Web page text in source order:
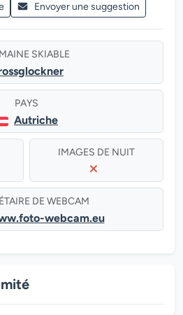
Envoyer une suggestion
SKIABLE
PAYS
Autriche
IMAGES DE NUIT
DE WEBCAM
webcam.eu